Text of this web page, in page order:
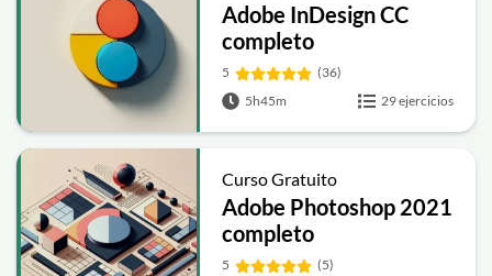
Adobe InDesign CC
completo
5
(36)
5h45m
29 ejercicios
Curso Gratuito
Adobe Photoshop 2021
completo
5 (5)